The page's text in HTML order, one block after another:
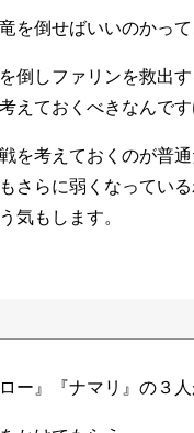
を倒せばいいのかって
倒しファリンを救出
えておくべきなんです
を考えておくのが普
さらに弱くなってい
気もします。
ー』『ナマリ』の３人